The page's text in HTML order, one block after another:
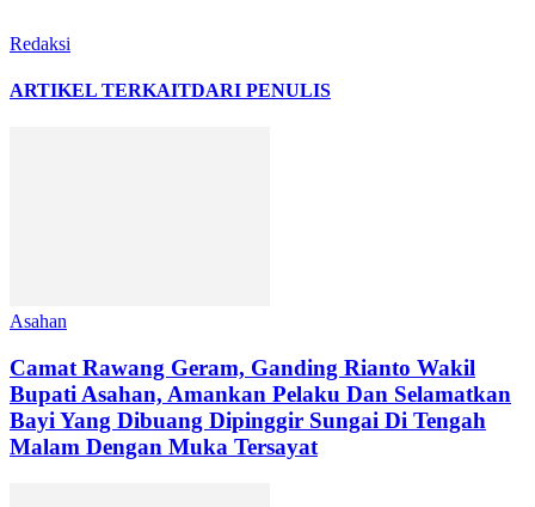
Redaksi
ARTIKEL TERKAITDARI PENULIS
Asahan
Camat Rawang Geram, Ganding Rianto Wakil
Bupati Asahan, Amankan Pelaku Dan Selamatkan
Bayi Yang Dibuang Dipinggir Sungai Di Tengah
Malam Dengan Muka Tersayat